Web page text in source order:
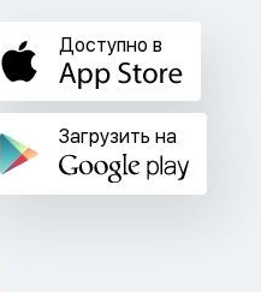
Доступно в
Загрузить на